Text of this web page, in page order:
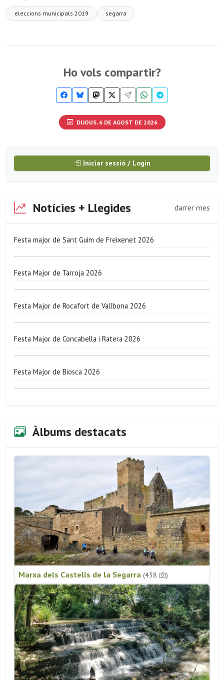
eleccions municipals 2019 segarra
Ho vols compartir?
DIJOUS, 6 DE AGOST DE 2026
Iniciar sessió / Login
Notícies + Llegides darrer mes
Festa major de Sant Guim de Freixenet 2026
Festa Major de Tarroja 2026
Festa Major de Rocafort de Vallbona 2026
Festa Major de Concabella i Ratera 2026
Festa Major de Biosca 2026
Àlbums destacats
Marxa dels Castells de la Segarra (438 )